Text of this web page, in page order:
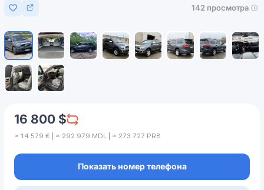
Добавить в избранное
142 просмотра
16 800 $
≈ 14 579 € | ≈ 292 979 MDL | ≈ 273 727 PRB
Показать номер телефона